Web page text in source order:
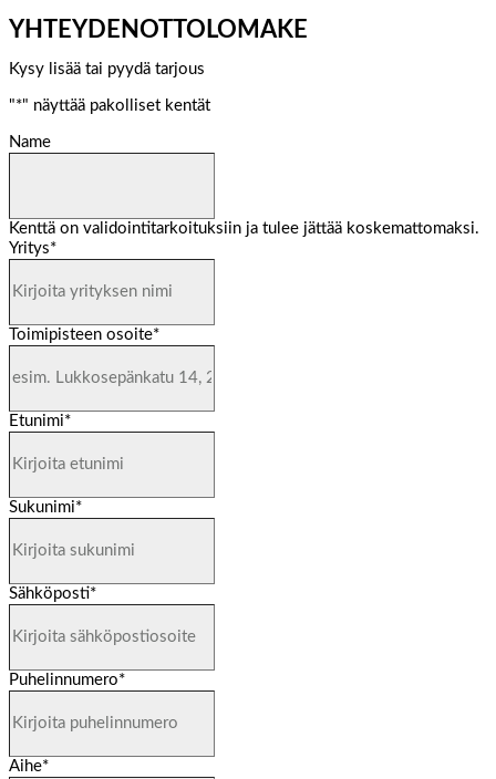
YHTEYDENOTTOLOMAKE
Kysy lisää tai pyydä tarjous
"*" näyttää pakolliset kentät
Name
Kenttä on validointitarkoituksiin ja tulee jättää koskemattomaksi.
Yritys*
Toimipisteen osoite*
Etunimi*
Sukunimi*
Sähköposti*
Puhelinnumero*
Aihe*